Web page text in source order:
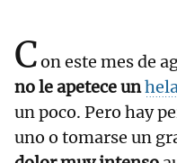
Con este mes de
no le apetece un
un poco. Pero hay
uno o tomarse un